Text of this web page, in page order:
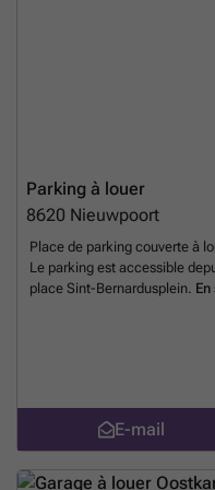
Parking à louer
8620 Nieuwpoort
Place de parking couverte à
Le parking est accessible
place Sint-Bernardusplein.
E-mail